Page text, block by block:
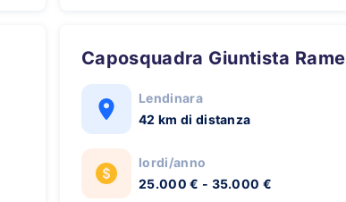
Caposquadra Giuntista Rame
Lendinara
42 km di distanza
lordi/anno
25.000 € - 35.000 €